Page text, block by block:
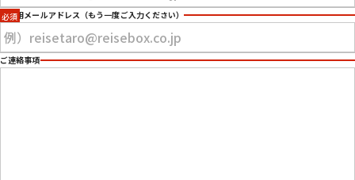
確認用メールアドレス （もう一度ご入力ください）
ご連絡事項